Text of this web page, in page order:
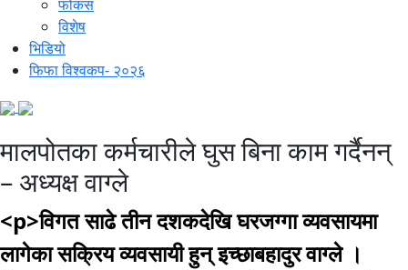
फोकस
विशेष
भिडियो
फिफा विश्वकप- २०२६
मालपोतका कर्मचारीले घुस बिना काम गर्दैनन्
– अध्यक्ष वाग्ले
<p>विगत साढे तीन दशकदेखि घरजग्गा व्यवसायमा
लागेका सक्रिय व्यवसायी हुन् इच्छाबहादुर वाग्ले ।